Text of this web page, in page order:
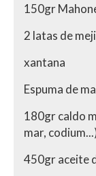
150gr
2 latas de
xantana
Espuma de
180gr caldo
mar,
450gr aceite